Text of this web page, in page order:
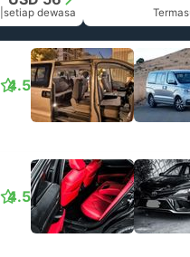
setiap dewasa
4.5
4.5